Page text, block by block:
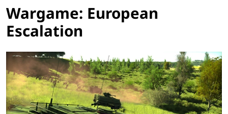
Wargame: European
Escalation